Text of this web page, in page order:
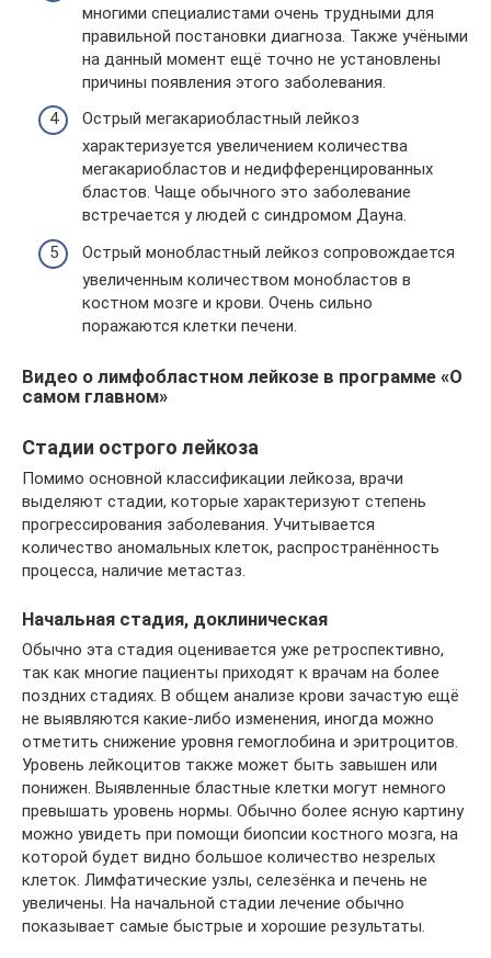
многими специалистами очень трудными для
правильной постановки диагноза. Также учёными
на данный момент ещё точно не установлены
причины появления этого заболевания.
Острый мегакариобластный лейкоз
характеризуется увеличением количества
мегакариобластов и недифференцированных
бластов. Чаще обычного это заболевание
встречается у людей с синдромом Дауна.
Острый монобластный лейкоз сопровождается
увеличенным количеством монобластов в
костном мозге и крови. Очень сильно
поражаются клетки печени.
Видео о лимфобластном лейкозе в программе «О
самом главном»
Стадии острого лейкоза
Помимо основной классификации лейкоза, врачи
выделяют стадии, которые характеризуют степень
прогрессирования заболевания. Учитывается
количество аномальных клеток, распространённость
процесса, наличие метастаз.
Начальная стадия, доклиническая
Обычно эта стадия оценивается уже ретроспективно,
так как многие пациенты приходят к врачам на более
поздних стадиях. В общем анализе крови зачастую ещё
не выявляются какие-либо изменения, иногда можно
отметить снижение уровня гемоглобина и эритроцитов.
Уровень лейкоцитов также может быть завышен или
понижен. Выявленные бластные клетки могут немного
превышать уровень нормы. Обычно более ясную картину
можно увидеть при помощи биопсии костного мозга, на
которой будет видно большое количество незрелых
клеток. Лимфатические узлы, селезёнка и печень не
увеличены. На начальной стадии лечение обычно
показывает самые быстрые и хорошие результаты.